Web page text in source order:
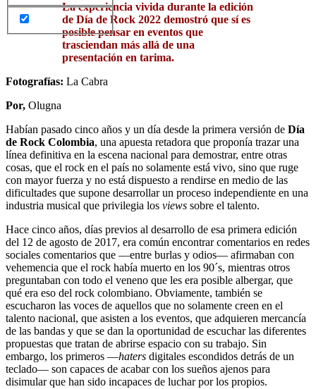
La experiencia vivida durante la edición
de Día de Rock 2022 demostró que sí es
posible pensar en eventos que
trasciendan más allá de una
presentación en tarima.
Fotografías: La Cabra
Por, Olugna
Habían pasado cinco años y un día desde la primera versión de Día
de Rock Colombia, una apuesta retadora que proponía trazar una
línea definitiva en la escena nacional para demostrar, entre otras
cosas, que el rock en el país no solamente está vivo, sino que ruge
con mayor fuerza y no está dispuesto a rendirse en medio de las
dificultades que supone desarrollar un proceso independiente en una
industria musical que privilegia los views sobre el talento.
Hace cinco años, días previos al desarrollo de esa primera edición
del 12 de agosto de 2017, era común encontrar comentarios en redes
sociales comentarios que ―entre burlas y odios― afirmaban con
vehemencia que el rock había muerto en los 90´s, mientras otros
preguntaban con todo el veneno que les era posible albergar, que
qué era eso del rock colombiano. Obviamente, también se
escucharon las voces de aquellos que no solamente creen en el
talento nacional, que asisten a los eventos, que adquieren mercancía
de las bandas y que se dan la oportunidad de escuchar las diferentes
propuestas que tratan de abrirse espacio con su trabajo. Sin
embargo, los primeros ―haters digitales escondidos detrás de un
teclado― son capaces de acabar con los sueños ajenos para
disimular que han sido incapaces de luchar por los propios.